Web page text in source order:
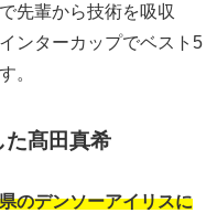
先輩から技術を吸収
ンターカップでベスト5
。
た髙田真希
のデンソーアイリスに